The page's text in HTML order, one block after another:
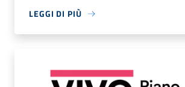
LEGGI DI PIÙ